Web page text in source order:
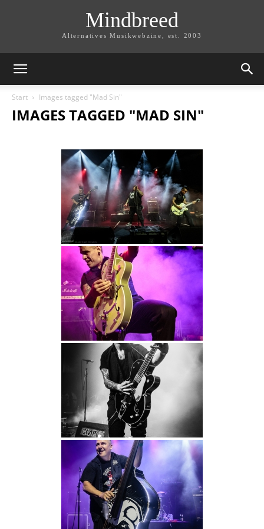
Mindbreed
Alternatives Musikwebzine, est. 2003
Start Images tagged "Mad Sin"
IMAGES TAGGED "MAD SIN"